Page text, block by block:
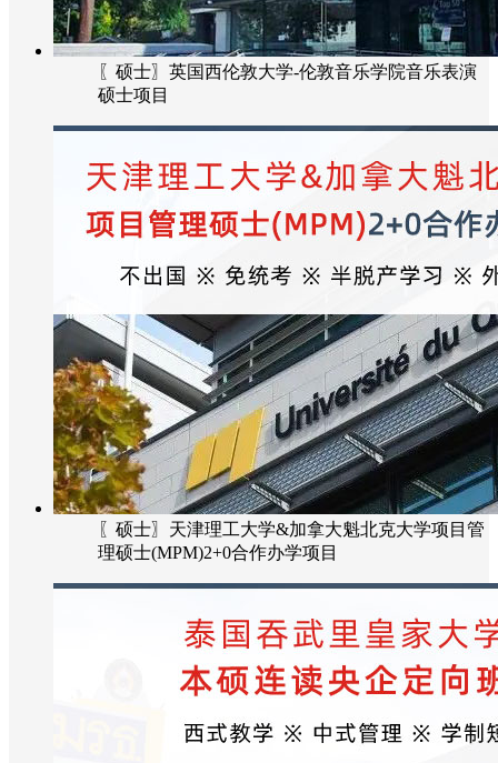
〖硕士〗英国西伦敦大学-伦敦音乐学院音乐表演
硕士项目
〖硕士〗天津理工大学&加拿大魁北克大学项目管
理硕士(MPM)2+0合作办学项目